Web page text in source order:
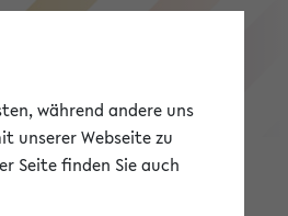
eKVV
während andere uns
unserer Webseite zu
Seite finden Sie auch